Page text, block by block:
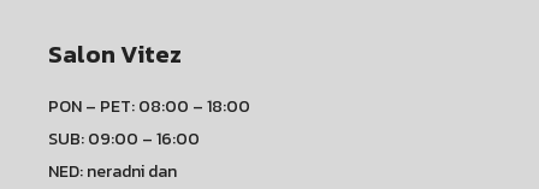
Salon Vitez
PON – PET: 08:00 – 18:00
SUB: 09:00 – 16:00
NED: neradni dan